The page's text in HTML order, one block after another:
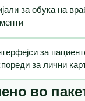
за обука на
за
за лични
во